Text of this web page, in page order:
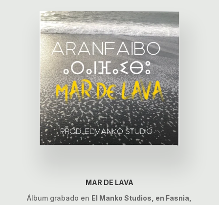
MAR DE LAVA
Álbum grabado en El Manko Studios, en Fasnia,